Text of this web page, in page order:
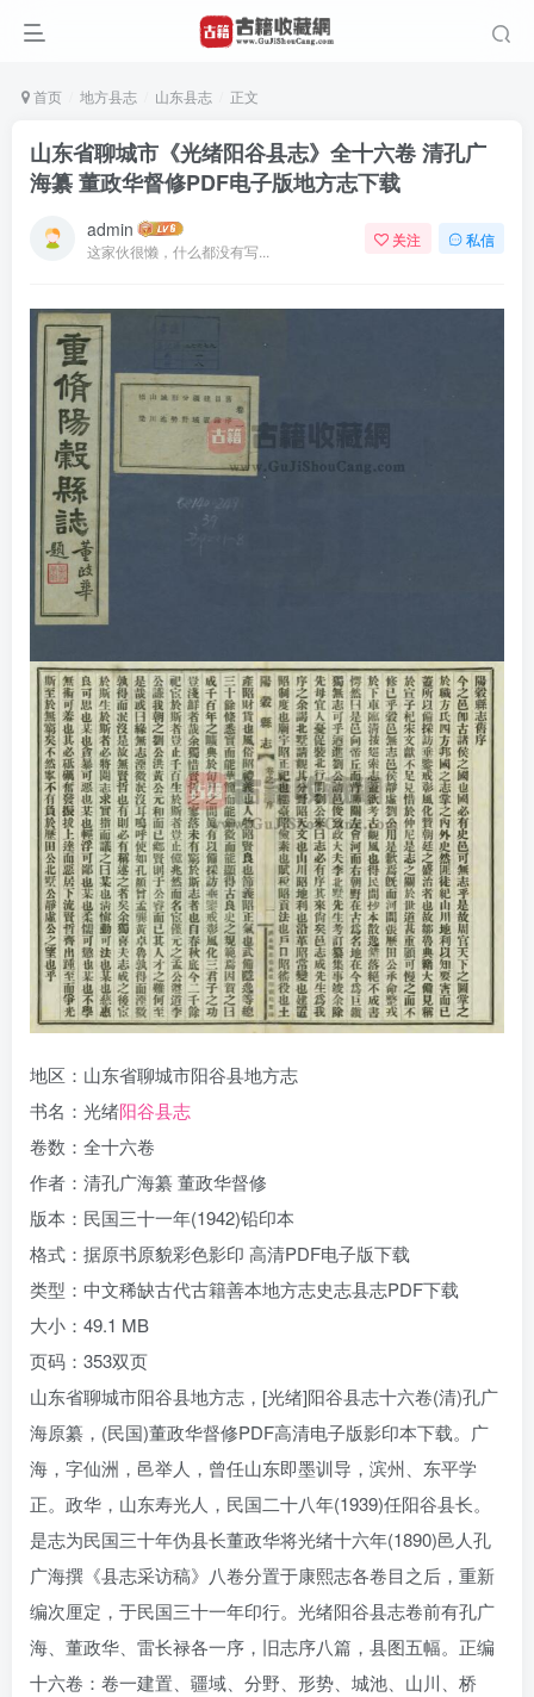
首页 地方县志 山东县志 正文
山东省聊城市《光绪阳谷县志》全十六卷 清孔广
海纂 董政华督修PDF电子版地方志下载
admin
这家伙很懒，什么都没有写...
关注 私信
地区：山东省聊城市阳谷县地方志
书名：光绪阳谷县志
卷数：全十六卷
作者：清孔广海纂 董政华督修
版本：民国三十一年(1942)铅印本
格式：据原书原貌彩色影印 高清PDF电子版下载
类型：中文稀缺古代古籍善本地方志史志县志PDF下载
大小：49.1 MB
页码：353双页
山东省聊城市阳谷县地方志，[光绪]阳谷县志十六卷(清)孔广
海原纂，(民国)董政华督修PDF高清电子版影印本下载。广
海，字仙洲，邑举人，曾任山东即墨训导，滨州、东平学
正。政华，山东寿光人，民国二十八年(1939)任阳谷县长。
是志为民国三十年伪县长董政华将光绪十六年(1890)邑人孔
广海撰《县志采访稿》八卷分置于康熙志各卷目之后，重新
编次厘定，于民国三十一年印行。光绪阳谷县志卷前有孔广
海、董政华、雷长禄各一序，旧志序八篇，县图五幅。正编
十六卷：卷一建置、疆域、分野、形势、城池、山川、桥